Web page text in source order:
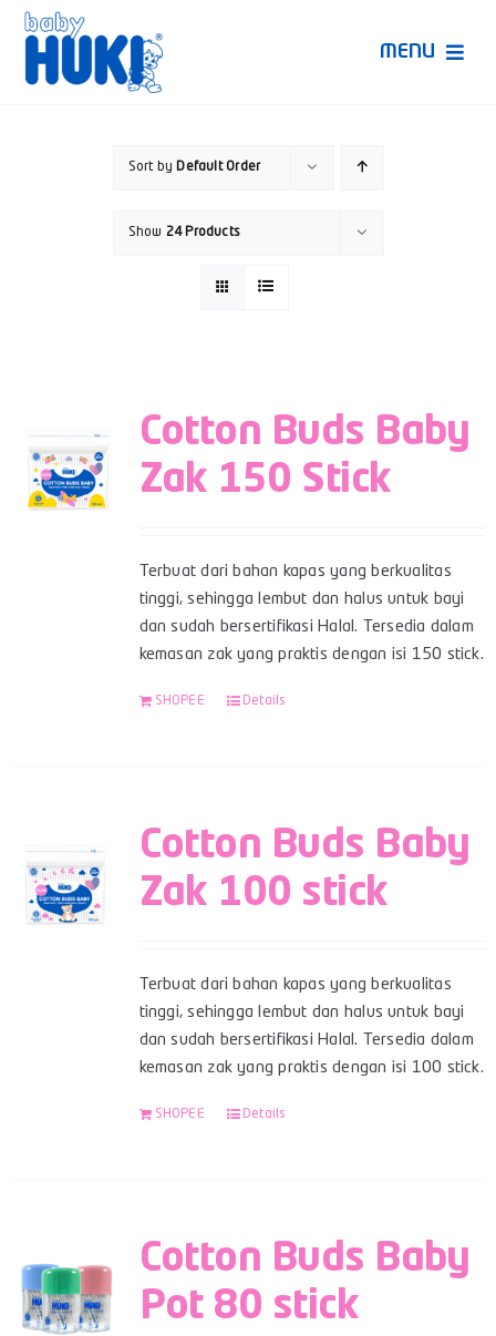
Skip
content
MENU
Sort by Default Order
Show 24 Products
Cotton Buds Baby
Zak 150 Stick
Terbuat dari bahan kapas yang berkualitas
tinggi, sehingga lembut dan halus untuk bayi
dan sudah bersertifikasi Halal. Tersedia dalam
kemasan zak yang praktis dengan isi 150 stick.
SHOPEE Details
Cotton Buds Baby
Zak 100 stick
Terbuat dari bahan kapas yang berkualitas
tinggi, sehingga lembut dan halus untuk bayi
dan sudah bersertifikasi Halal. Tersedia dalam
kemasan zak yang praktis dengan isi 100 stick.
SHOPEE Details
Cotton Buds Baby
Pot 80 stick